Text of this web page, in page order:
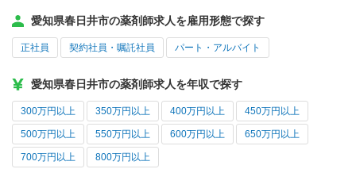
愛知県春日井市の薬剤師求人を雇用形態で探す
正社員 契約社員・嘱託社員 パート・アルバイト
愛知県春日井市の薬剤師求人を年収で探す
300万円以上 350万円以上 400万円以上 450万円以上
500万円以上 550万円以上 600万円以上 650万円以上
700万円以上 800万円以上